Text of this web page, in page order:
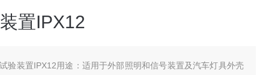
置IPX12
验装置IPX12用途：适用于外部照明和信号装置及汽车灯具外壳